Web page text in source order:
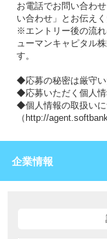
お電話でお問い合わ
い合わせ」とお伝えく
※エントリー後の流
ューマンキャピタル
す。
◆応募の秘密は厳守い
◆応募いただく個人情
◆個人情報の取扱いに
（http://
企業情報